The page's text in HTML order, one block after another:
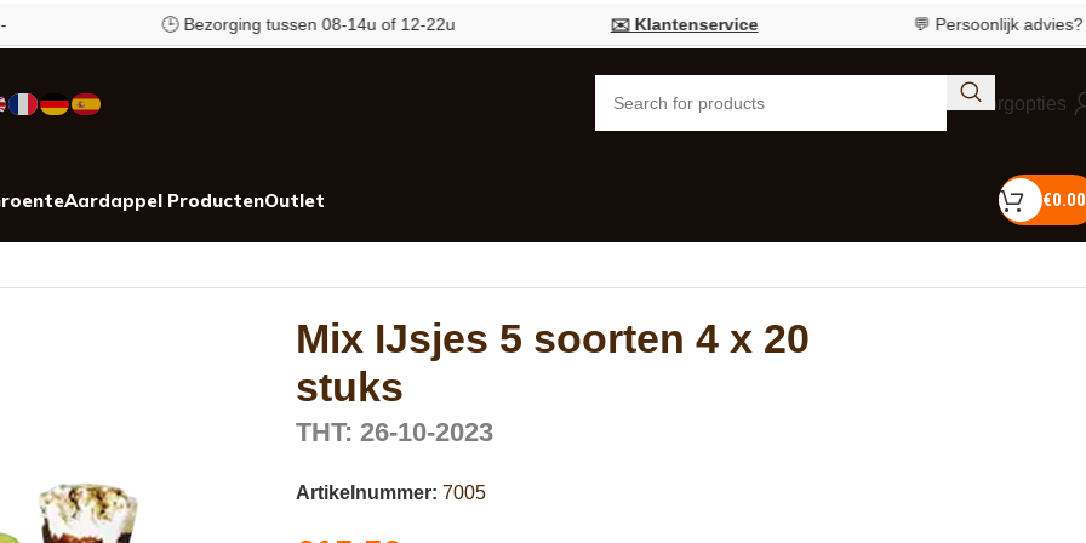
🕒 Bezorging tussen 08-14u of 12-22u ✉️ Klantenservice 💬 Persoonlijk advies?Bel
Bezorgopties
Aardappel ProductenOutlet €0.00
Mix IJsjes 5 soorten 4 x 20
stuks
THT: 26-10-2023
Artikelnummer: 7005